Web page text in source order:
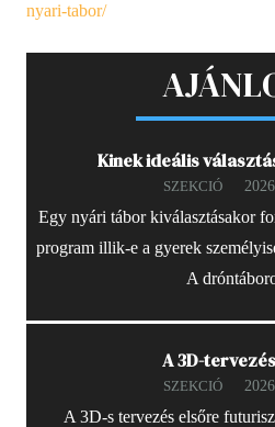
nyari-tabor/
Kinek ideális
SZEKCIÓ
Egy nyári tábor kiválasztásakor
program illik-e a gyerek
A
A 3D-
SZEKCIÓ
A 3D-s tervezés elsőre